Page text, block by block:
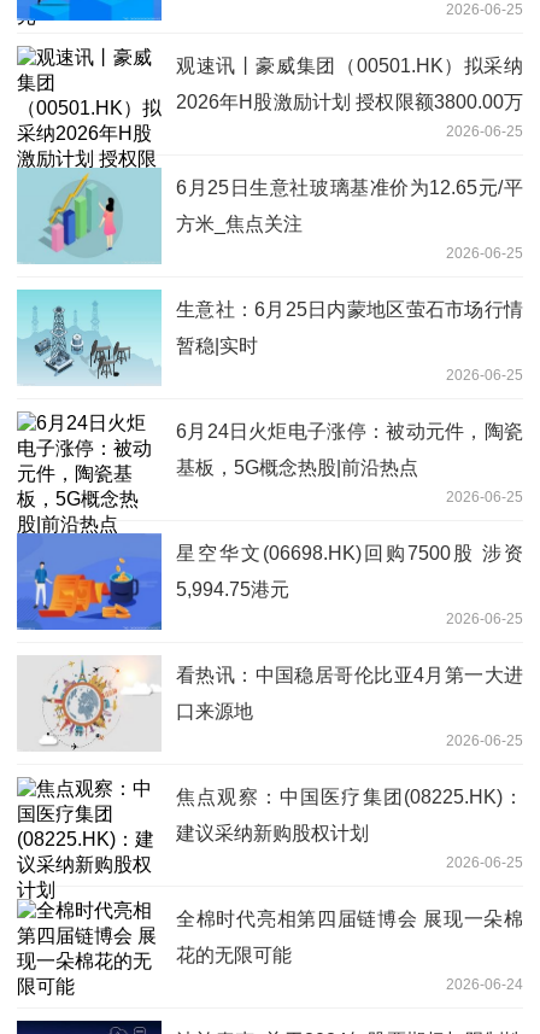
2026-06-25
观速讯丨豪威集团（00501.HK）拟采纳
2026年H股激励计划 授权限额3800.00万
2026-06-25
6月25日生意社玻璃基准价为12.65元/平
方米_焦点关注
2026-06-25
生意社：6月25日内蒙地区萤石市场行情
暂稳|实时
2026-06-25
6月24日火炬电子涨停：被动元件，陶瓷
基板，5G概念热股|前沿热点
2026-06-25
星空华文(06698.HK)回购7500股 涉资
5,994.75港元
2026-06-25
看热讯：中国稳居哥伦比亚4月第一大进
口来源地
2026-06-25
焦点观察：中国医疗集团(08225.HK)：
建议采纳新购股权计划
2026-06-25
全棉时代亮相第四届链博会 展现一朵棉
花的无限可能
2026-06-24